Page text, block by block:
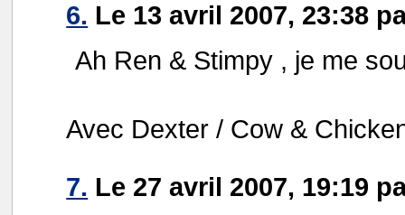
6. Le 13 avril 2007, 23:38
Ah Ren & Stimpy , je me
Avec Dexter / Cow &
7. Le 27 avril 2007, 19:19